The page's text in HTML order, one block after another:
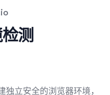
测
立安全的浏览器环境，